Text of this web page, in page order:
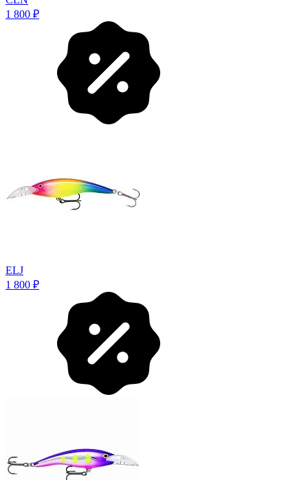
1 800 ₽
ELJ
1 800 ₽